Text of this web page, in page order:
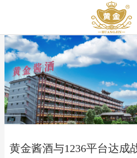
页
关
于
我
们
专
家
团
队
产
品
家
新
闻
服
黄金酱酒与1236平台达成